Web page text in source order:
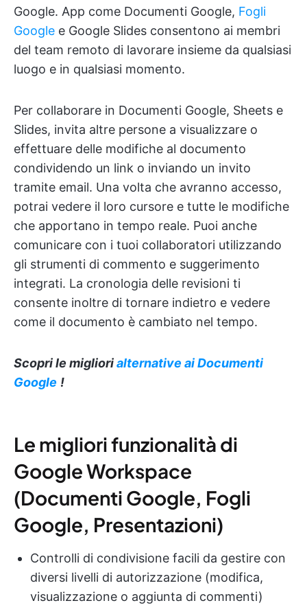
Google. App come Documenti Google, Fogli
Google e Google Slides consentono ai membri
del team remoto di lavorare insieme da qualsiasi
luogo e in qualsiasi momento.
Per collaborare in Documenti Google, Sheets e
Slides, invita altre persone a visualizzare o
effettuare delle modifiche al documento
condividendo un link o inviando un invito
tramite email. Una volta che avranno accesso,
potrai vedere il loro cursore e tutte le modifiche
che apportano in tempo reale. Puoi anche
comunicare con i tuoi collaboratori utilizzando
gli strumenti di commento e suggerimento
integrati. La cronologia delle revisioni ti
consente inoltre di tornare indietro e vedere
come il documento è cambiato nel tempo.
Scopri le migliorialternative ai Documenti
Google !
Le migliori funzionalità di
Google Workspace
(Documenti Google, Fogli
Google, Presentazioni)
Controlli di condivisione facili da gestire con
diversi livelli di autorizzazione (modifica,
visualizzazione o aggiunta di commenti)